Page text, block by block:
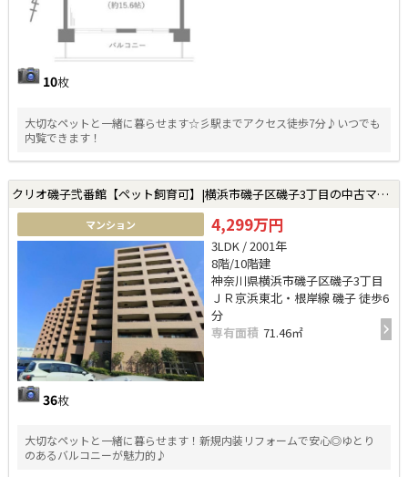
10枚
大切なペットと一緒に暮らせます☆彡駅までアクセス徒歩7分♪いつでも
内覧できます！
クリオ磯子弐番館【ペット飼育可】|横浜市磯子区磯子3丁目の中古マンション
マンション
36枚
4,299万円
3LDK / 2001年
8階/10階建
神奈川県横浜市磯子区磯子3丁目
ＪＲ京浜東北・根岸線 磯子 徒歩6
分
専有面積 71.46㎡
大切なペットと一緒に暮らせます！新規内装リフォームで安心◎ゆとり
のあるバルコニーが魅力的♪